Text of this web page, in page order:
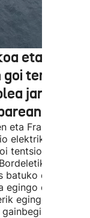
eta
tentsioko
jartzen
eta Frantziaren
elektrikoa
tentsioko linea
gertu
batuko ditu eta
egingo du ur
egingo ez